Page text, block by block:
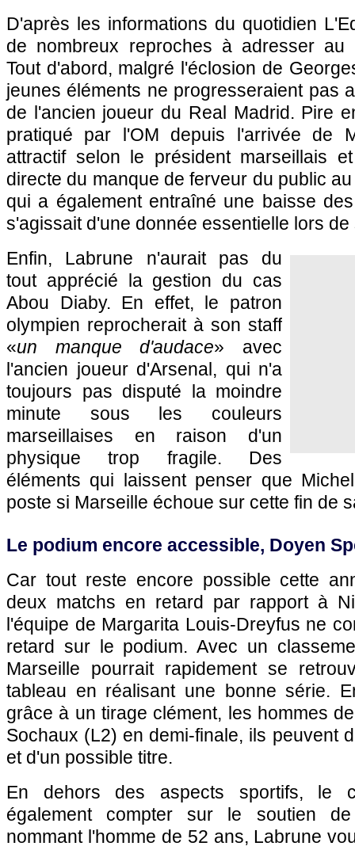
D'après les informations du quotidien
de nombreux reproches à adresser au
Tout d'abord, malgré l'éclosion de
jeunes éléments ne progresseraient pas
de l'ancien joueur du Real Madrid. Pire
pratiqué par l'OM depuis l'arrivée de
attractif selon le président marseillais
directe du manque de ferveur du public
qui a également entraîné une baisse
s'agissait d'une donnée essentielle lors
Enfin, Labrune n'aurait pas du
tout apprécié la gestion du cas
Abou Diaby. En effet, le patron
olympien reprocherait à son staff
«un manque d'audace» avec
l'ancien joueur d'Arsenal, qui n'a
toujours pas disputé la moindre
minute sous les couleurs
marseillaises en raison d'un
physique trop fragile. Des
éléments qui laissent penser que
poste si Marseille échoue sur cette fin de
Le podium encore accessible, Doyen
Car tout reste encore possible cette
deux matchs en retard par rapport à
l'équipe de Margarita Louis-Dreyfus ne
retard sur le podium. Avec un
Marseille pourrait rapidement se
tableau en réalisant une bonne série.
grâce à un tirage clément, les hommes
Sochaux (L2) en demi-finale, ils peuvent
et d'un possible titre.
En dehors des aspects sportifs, le
également compter sur le soutien
nommant l'homme de 52 ans, Labrune